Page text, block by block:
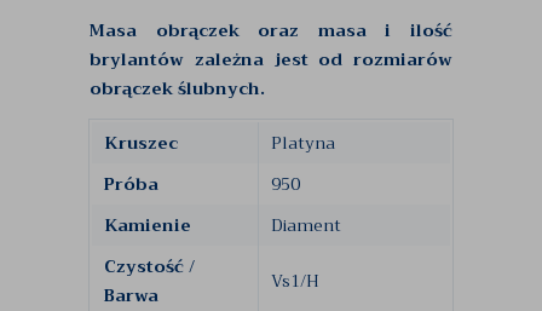
Masa obrączek oraz masa i ilość
brylantów zależna jest od rozmiarów
obrączek ślubnych.
Kruszec
Platyna
Próba
950
Kamienie
Diament
Czystość /
Barwa
Vs1/H